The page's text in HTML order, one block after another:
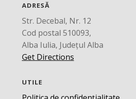
ADRESĂ
Str. Decebal, Nr. 12
Cod postal 510093,
Alba Iulia, Județul Alba
Get Directions
UTILE